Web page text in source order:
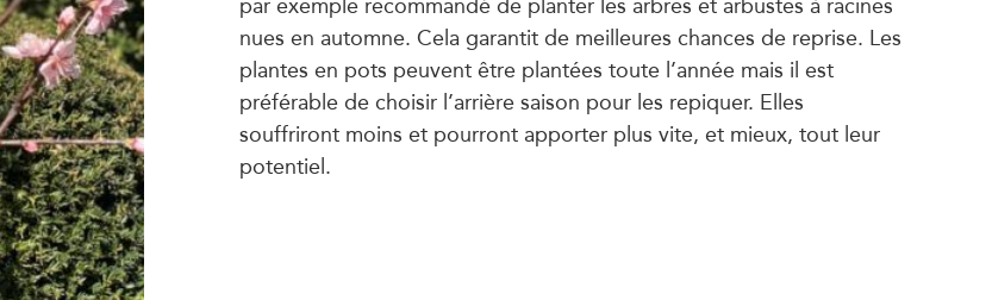
nues en automne. Cela garantit de meilleures chances de reprise. Les
plantes en pots peuvent être plantées toute l’année mais il est
préférable de choisir l’arrière saison pour les repiquer. Elles
souffriront moins et pourront apporter plus vite, et mieux, tout leur
potentiel.